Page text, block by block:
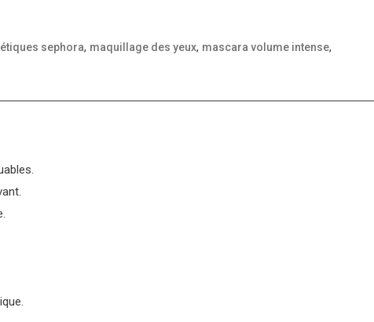
sephora, maquillage des yeux, mascara volume intense,